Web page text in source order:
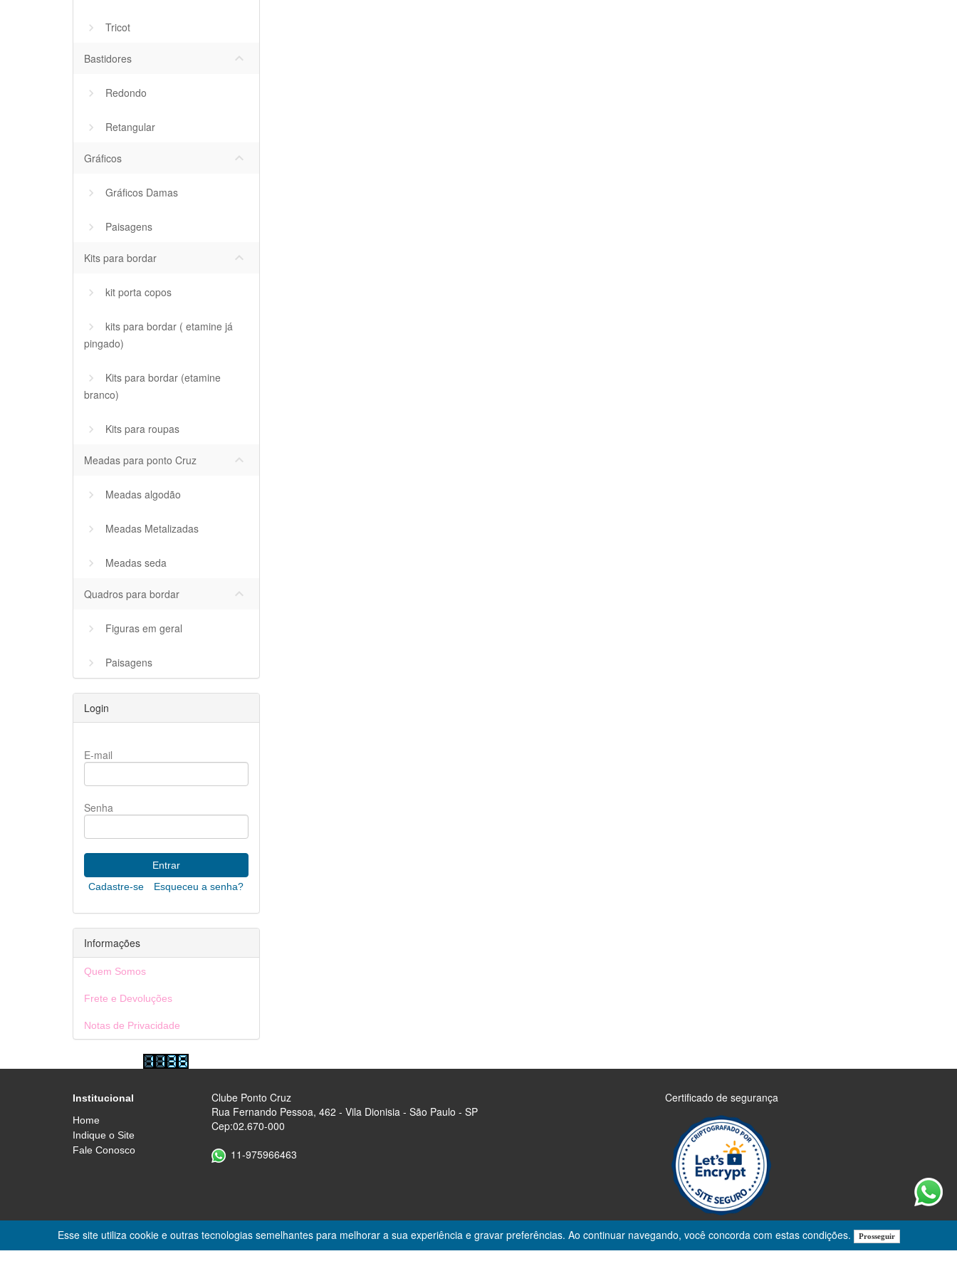
Esse site utiliza cookie e outras tecnologias semelhantes para melhorar a sua experiência e gravar preferências. Ao continuar navegando, você concorda com estas condições. Prosseguir
Tricot
Bastidores keyboard_arrow_down
Redondo
Retangular
Gráficos keyboard_arrow_down
Gráficos Damas
Paisagens
Kits para bordar keyboard_arrow_down
kit porta copos
kits para bordar ( etamine já
pingado)
Kits para bordar (etamine
branco)
Kits para roupas
Meadas para ponto Cruz keyboard_arrow_down
Meadas algodão
Meadas Metalizadas
Meadas seda
Quadros para bordar keyboard_arrow_down
Figuras em geral
Paisagens
Login
E-mail
Senha
Cadastre-se Esqueceu a senha?
Informações
Quem Somos
Frete e Devoluções
Notas de Privacidade
Institucional
Home
Indique o Site
Fale Conosco
Clube Ponto Cruz
Rua Fernando Pessoa, 462 - Vila Dionisia - São Paulo - SP
Cep:02.670-000
11-975966463
Certificado de segurança